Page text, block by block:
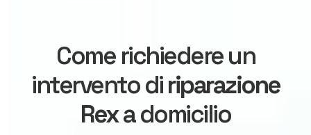
Come richiedere un
intervento diriparazione
Rexa domicilio